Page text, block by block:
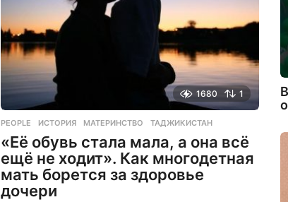
1680 1
PEOPLE ИСТОРИЯ ,МАТЕРИНСТВО ,ТАДЖИКИСТАН
«Её обувь стала мала, а она всё
ещё не ходит». Как многодетная
мать борется за здоровье
дочери